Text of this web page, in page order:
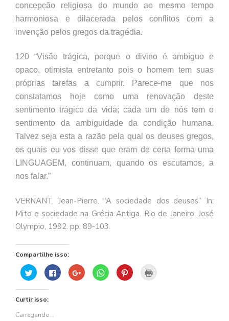
concepção religiosa do mundo ao mesmo tempo
harmoniosa e dilacerada pelos conflitos com a
invenção pelos gregos da tragédia.
120 “Visão trágica, porque o divino é ambíguo e
opaco, otimista entretanto pois o homem tem suas
próprias tarefas a cumprir. Parece-me que nos
constatamos hoje como uma renovação deste
sentimento trágico da vida; cada um de nós tem o
sentimento da ambiguidade da condição humana.
Talvez seja esta a razão pela qual os deuses gregos,
os quais eu vos disse que eram de certa forma uma
LINGUAGEM, continuam, quando os escutamos, a
nos falar.”
VERNANT, Jean-Pierre. “A sociedade dos deuses” In:
Mito e sociedade na Grécia Antiga. Rio de Janeiro: José
Olympio, 1992. pp. 89-103.
Compartilhe isso:
Clique
para
compartilhar
no
em
janela)
Clique
para
compartilhar
Compartilhe
no
Google+
Clique
para
compartilhar
Clique
para
Curtir isso:
Carregando...